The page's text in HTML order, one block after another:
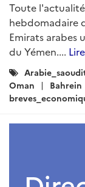
Toute
hebdomadaire
Emirats arabes
du Yémen....
Catégories
:
Oman
Bahrein